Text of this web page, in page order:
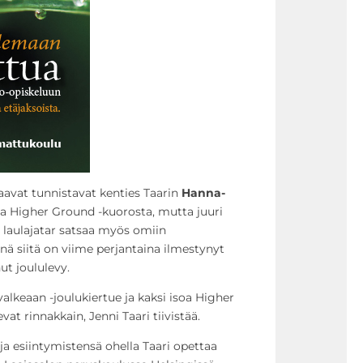
tunnistavat kenties Taarin Hanna-
Higher Ground -kuorosta, mutta juuri
satsaa myös omiin
siitä on viime perjantaina ilmestynyt
joululevy.
-joulukiertue ja kaksi isoa Higher
rinnakkain, Jenni Taari tiivistää.
esiintymistensä ohella Taari opettaa